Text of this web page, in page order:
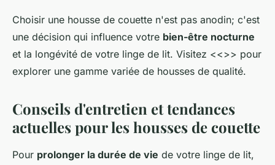
Choisir une housse de couette n'est pas anodin; c'est
une décision qui influence votre bien-être nocturne
et la longévité de votre linge de lit. Visitez <<>> pour
explorer une gamme variée de housses de qualité.
Conseils d'entretien et tendances
actuelles pour les housses de couette
Pour prolonger la durée de vie de votre linge de lit,